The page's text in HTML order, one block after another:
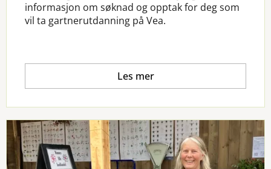
informasjon om søknad og opptak for deg som
vil ta gartnerutdanning på Vea.
Les mer